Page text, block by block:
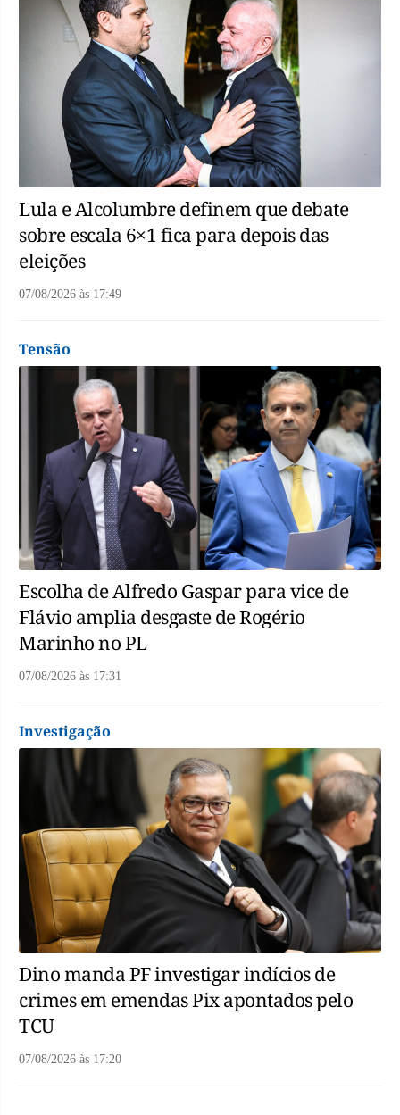
Lula e Alcolumbre definem que debate
sobre escala 6×1 fica para depois das
eleições
07/08/2026 às 17:49
Tensão
Escolha de Alfredo Gaspar para vice de
Flávio amplia desgaste de Rogério
Marinho no PL
07/08/2026 às 17:31
Investigação
Dino manda PF investigar indícios de
crimes em emendas Pix apontados pelo
TCU
07/08/2026 às 17:20